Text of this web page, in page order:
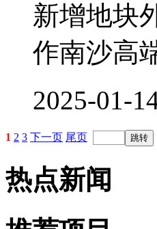
新增地块
作南沙高
2025-01-
1 2 3 下一页 尾页
热点新闻